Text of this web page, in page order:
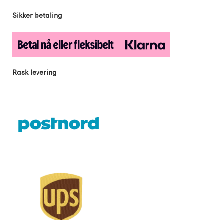
Sikker betaling
Rask levering